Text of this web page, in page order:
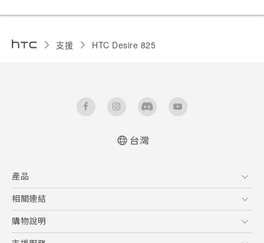
支援 HTC Desire 825‎
台灣
產品
5G
智慧型手機
配件
相關連結
HTC Research
購物說明